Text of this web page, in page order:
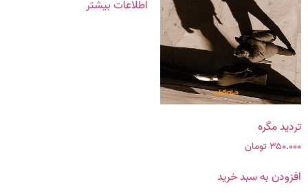
تردید مگره
۳۵۰.۰۰۰ تومان
افزودن به سبد خرید
اطلاعات بیشتر